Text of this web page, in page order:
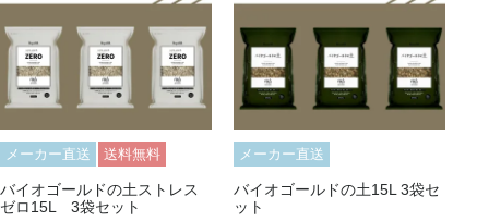
メーカー直送 送料無料
バイオゴールドの土ストレス
ゼロ15L 3袋セット
メーカー直送
バイオゴールドの土15L 3袋セ
ット